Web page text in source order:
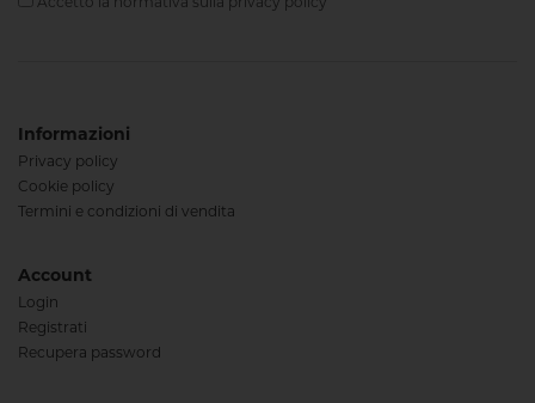
Informazioni
Privacy policy
Cookie policy
Termini e condizioni di vendita
Account
Login
Registrati
Recupera password